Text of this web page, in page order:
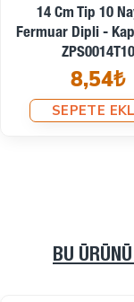
18 Cm Tip 10
Fermuar Dipli -
ZPS0018T10
8,98₺
SEPETE
BU